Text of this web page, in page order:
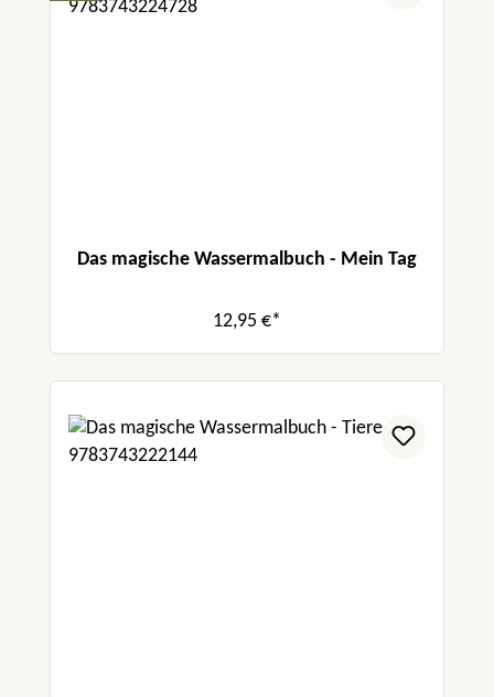
Das magische Wassermalbuch - Mein Tag
12,95 €*